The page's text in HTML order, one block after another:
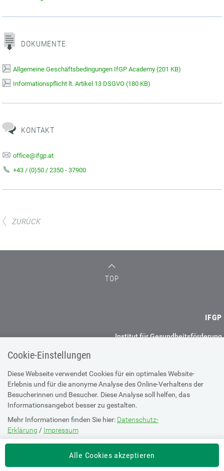
Cookie-Einstellungen
Diese Webseite verwendet Cookies für ein optimales Website-
Erlebnis und für die anonyme Analyse des Online-Verhaltens der
Besucherinnen und Besucher. Diese Analyse soll helfen, das
Informationsangebot besser zu gestalten.
Mehr Informationen finden Sie hier: Datenschutz-
Erklärung / Impressum
Die Einstellung können Sie jederzeit auf der Seite "Datenschutz-
Alle Cookies akzeptieren
DOKUMENTE
Allgemeine Geschäftsbedingungen IfGP Academy (201 KB)
Informationspflicht lt. Artikel 13 DSGVO (180 KB)
KONTAKT
office@ifgp.at
+43 / (0)50 / 2350 - 37900
ZURÜCK
TOP
IFGP
Institut für Gesundheitsförderung
8044 Graz
+43 (0) 50 2350 37900
office@ifgp.at
Impressum
Barrierefreiheitserklärung
Datenschutz
AGBs